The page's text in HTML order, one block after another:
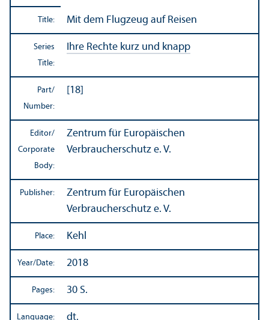
Title: Mit dem Flugzeug auf Reisen
Series
Title:
Ihre Rechte kurz und knapp
Part/
Number:
[18]
Editor/
Corporate
Body:
Zentrum für Europäischen
Verbraucherschutz e. V.
Publisher:
Zentrum für Europäischen
Verbraucherschutz e. V.
Place: Kehl
Year/Date: 2018
Pages: 30 S.
Language: dt.